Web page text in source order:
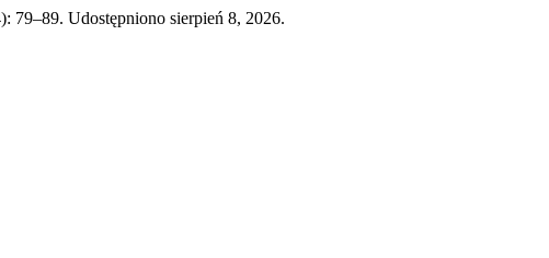
79–89. Udostępniono sierpień 8, 2026.